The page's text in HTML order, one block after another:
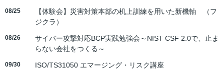
08/25
【体験会】災害対策本部の机上訓練を用いた新機軸 （フ
ジクラ）
08/26
サイバー攻撃対応BCP実践勉強会～NIST CSF 2.0で、止ま
らない会社をつくる～
09/30 ISO/TS31050 エマージング・リスク講座